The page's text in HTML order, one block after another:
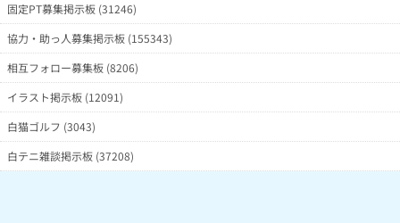
固定PT募集掲示板 (31246)
協力・助っ人募集掲示板 (155343)
相互フォロー募集板 (8206)
イラスト掲示板 (12091)
白猫ゴルフ (3043)
白テニ雑談掲示板 (37208)